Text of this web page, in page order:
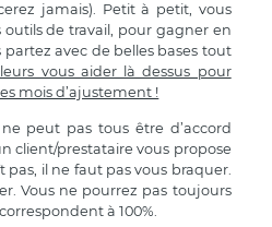
jamais). Petit à petit, vous
outils de travail, pour gagner en
avec de belles bases tout
vous aider là dessus pour
mois d’ajustement !
peut pas tous être d’accord
client/prestataire vous propose
pas, il ne faut pas vous braquer.
Vous ne pourrez pas toujours
à 100%.